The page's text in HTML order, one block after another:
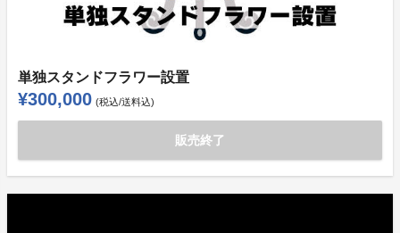
単独スタンドフラワー設置
¥300,000 (税込/送料込)
販売終了